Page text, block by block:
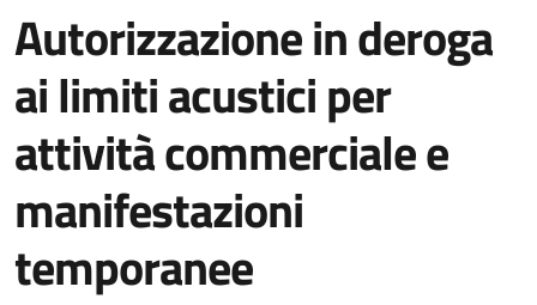
Autorizzazione in deroga
ai limiti acustici per
attività commerciale e
manifestazioni
temporanee